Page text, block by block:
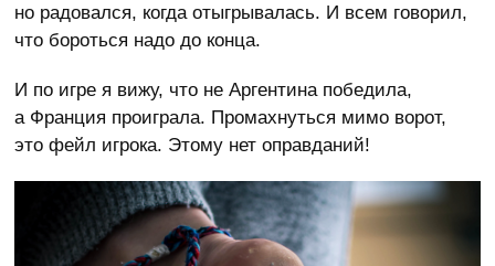
но радовался, когда отыгрывалась. И всем говорил,
что бороться надо до конца.
И по игре я вижу, что не Аргентина победила,
а Франция проиграла. Промахнуться мимо ворот,
это фейл игрока. Этому нет оправданий!